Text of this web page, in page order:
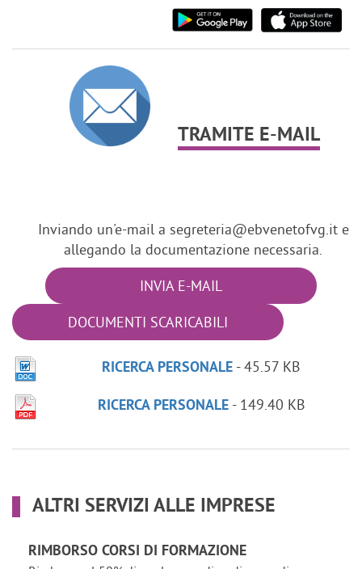
TRAMITE E-MAIL
Inviando un'e-mail a segreteria@ebvenetofvg.it e
allegando la documentazione necessaria.
INVIA E-MAIL
DOCUMENTI SCARICABILI
RICERCA PERSONALE - 45.57 KB
RICERCA PERSONALE- 149.40 KB
ALTRI SERVIZI ALLE IMPRESE
RIMBORSO CORSI DI FORMAZIONE